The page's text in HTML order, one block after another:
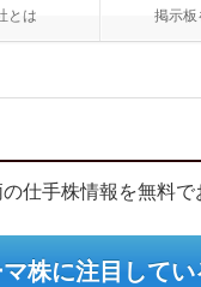
とは 掲示板
仕手株情報を無料で
株に注目してい